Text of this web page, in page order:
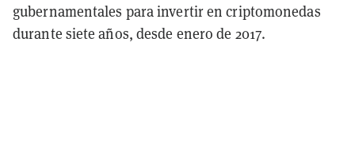
gubernamentales para invertir en criptomonedas
durante siete años, desde enero de 2017.